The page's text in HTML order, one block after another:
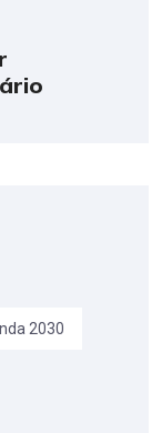
2030